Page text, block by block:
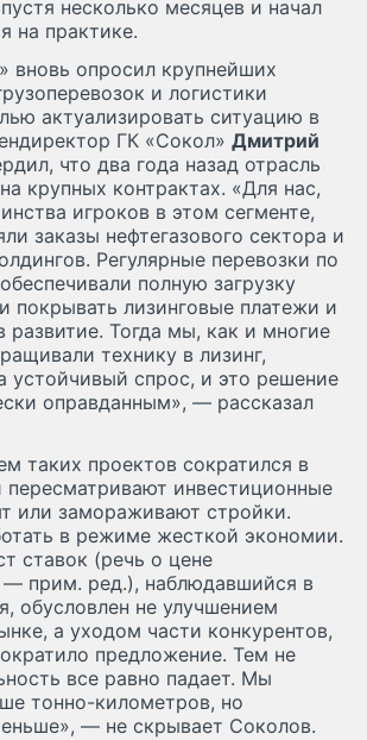
несколько месяцев и начал
на практике.
вновь опросил крупнейших
и логистики
актуализировать ситуацию в
ГК «Сокол» Дмитрий
что два года назад отрасль
крупных контрактах. «Для нас,
игроков в этом сегменте,
заказы нефтегазового сектора и
Регулярные перевозки по
полную загрузку
покрывать лизинговые платежи и
развитие. Тогда мы, как и многие
технику в лизинг,
устойчивый спрос, и это решение
оправданным», — рассказал
таких проектов сократился в
пересматривают инвестиционные
или замораживают стройки.
в режиме жесткой экономии.
ставок (речь о цене
— прим. ред.), наблюдавшийся в
обусловлен не улучшением
а уходом части конкурентов,
предложение. Тем не
все равно падает. Мы
тонно-километров, но
— не скрывает Соколов.